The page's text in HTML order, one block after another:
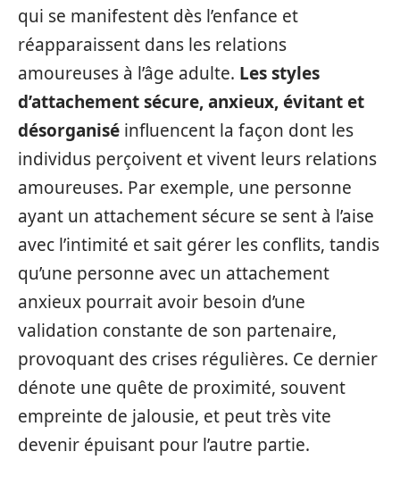
qui se manifestent dès l’enfance et
réapparaissent dans les relations
amoureuses à l’âge adulte. Les styles
d’attachement sécure, anxieux, évitant et
désorganisé influencent la façon dont les
individus perçoivent et vivent leurs relations
amoureuses. Par exemple, une personne
ayant un attachement sécure se sent à l’aise
avec l’intimité et sait gérer les conflits, tandis
qu’une personne avec un attachement
anxieux pourrait avoir besoin d’une
validation constante de son partenaire,
provoquant des crises régulières. Ce dernier
dénote une quête de proximité, souvent
empreinte de jalousie, et peut très vite
devenir épuisant pour l’autre partie.